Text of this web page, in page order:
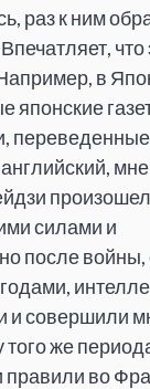
раз к ним
что
в
японские
силами и
после
и совершили
того же
правили во